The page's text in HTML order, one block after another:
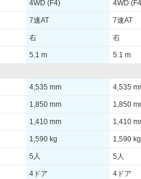
4WD (F4) 4WD
7速AT 7速AT
右 右
5.1 m 5.1 m
4,535 mm 4,535
1,850 mm 1,850
1,410 mm 1,410
1,590 kg 1,590 kg
5人 5人
4ドア 4ドア